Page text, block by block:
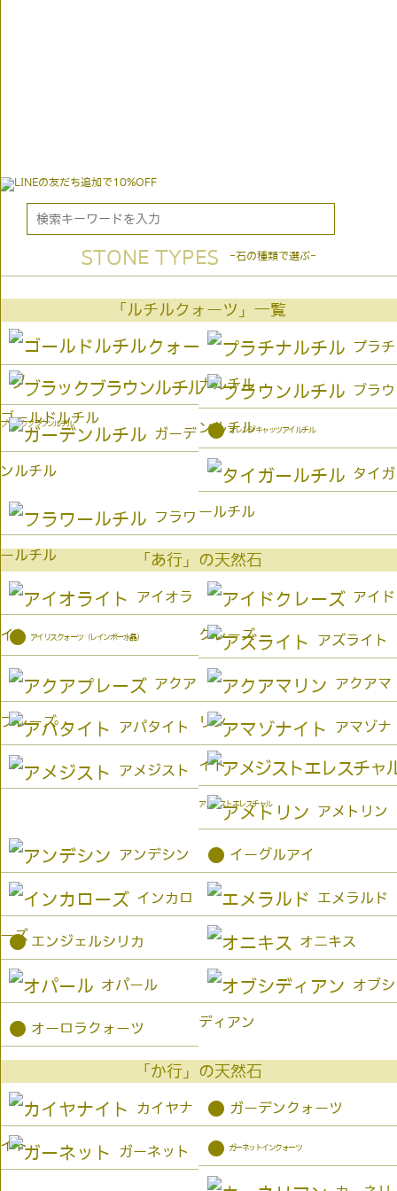
STONE TYPES -石の種類で選ぶ-
「ルチルクォーツ」一覧
ゴールドルチル
プラチ
ナルチル
ブラックブラウンルチル
ブラウ
ンルチル
ガーデ
ンルチル
● オレンジキャッツアイルチル
タイガ
ールチル
フラワ
ールチル 「あ行」の天然石
アイオラ
イト
アイド
クレーズ
● アイリスクォーツ（レインボー水晶） アズライト
アクア
プレーズ
アクアマ
リン
アパタイト アマゾナ
イト
アメジスト
アメジストエレスチャル アメトリン
アンデシン ● イーグルアイ
インカロ
ーズ
エメラルド
● エンジェルシリカ オニキス
オパール オブシ
ディアン
● オーロラクォーツ
「か行」の天然石
カイヤナ
イト
● ガーデンクォーツ
ガーネット ● ガーネットインクォーツ